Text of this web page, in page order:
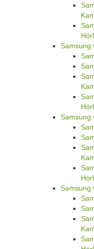
Samsung
Samsung
Samsung